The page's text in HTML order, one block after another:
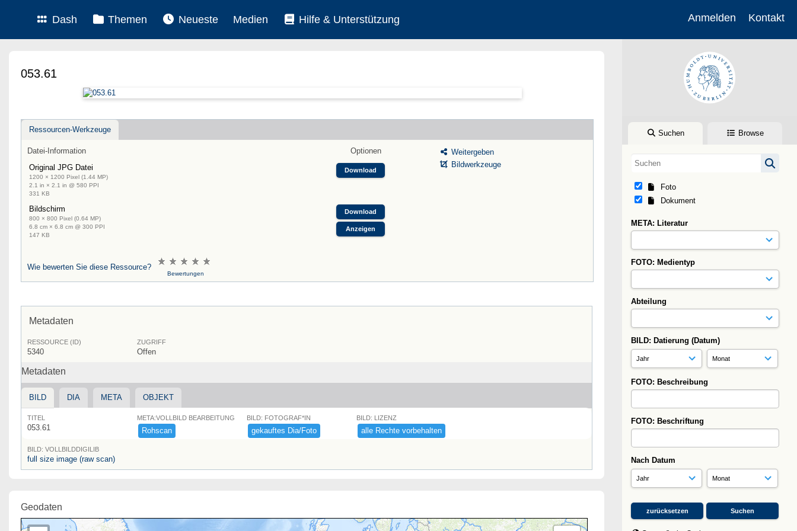
Dash Themen Neueste Medien Hilfe & Unterstützung Anmelden Kontakt
Suchen Browse
Foto
Dokument
META: Literatur
FOTO: Medientyp
Abteilung
BILD: Datierung (Datum)
FOTO: Beschreibung
FOTO: Beschriftung
Nach Datum
053.61
Ressourcen-Werkzeuge
Datei-Information
Optionen
Original JPG Datei
1200 × 1200 Pixel (1.44 MP)
2.1 in × 2.1 in @ 580 PPI
331 KB
Download
Bildschirm
800 × 800 Pixel (0.64 MP)
6.8 cm × 6.8 cm @ 300 PPI
147 KB
Download
Anzeigen
Weitergeben
Bildwerkzeuge
Wie bewerten Sie diese Ressource?
Bewertungen
Metadaten
RESSOURCE (ID)
5340
ZUGRIFF
Offen
Metadaten
BILD DIA META OBJEKT
TITEL
053.61
META:VOLLBILD BEARBEITUNG
Rohscan
BILD: FOTOGRAF*IN
gekauftes ​Dia/​Foto
BILD: LIZENZ
alle ​Rechte ​vorbehalten
BILD: VOLLBILDDIGILIB
full size image (raw scan)
Geodaten